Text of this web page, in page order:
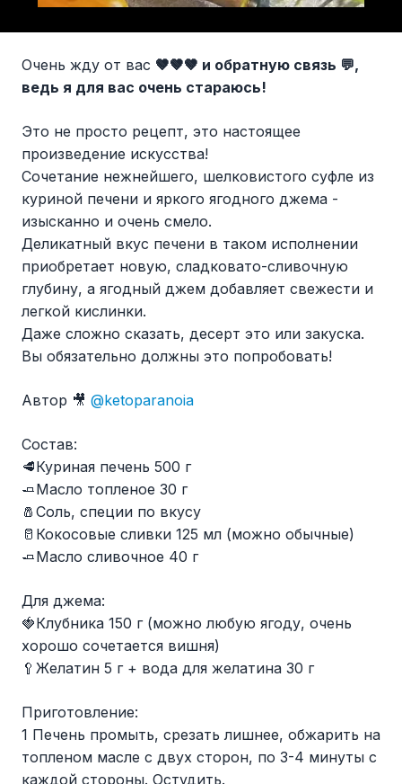
Очень жду от вас 🤎🤎🤎 и обратную связь 💬,
ведь я для вас очень стараюсь!
Это не просто рецепт, это настоящее
произведение искусства!
Сочетание нежнейшего, шелковистого суфле из
куриной печени и яркого ягодного джема -
изысканно и очень смело.
Деликатный вкус печени в таком исполнении
приобретает новую, сладковато-сливочную
глубину, а ягодный джем добавляет свежести и
легкой кислинки.
Даже сложно сказать, десерт это или закуска.
Вы обязательно должны это попробовать!
Автор 🎥 @ketoparanoia
Состав:
🥩Куриная печень 500 г
🧈Масло топленое 30 г
🧂Соль, специи по вкусу
🥛Кокосовые сливки 125 мл (можно обычные)
🧈Масло сливочное 40 г
Для джема:
🍓Клубника 150 г (можно любую ягоду, очень
хорошо сочетается вишня)
🥄Желатин 5 г + вода для желатина 30 г
Приготовление:
1 Печень промыть, срезать лишнее, обжарить на
топленом масле с двух сторон, по 3-4 минуты с
каждой стороны. Остудить.